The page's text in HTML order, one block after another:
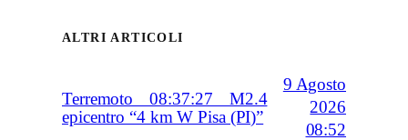
ALTRI ARTICOLI
Terremoto 08:37:27 M2.4
epicentro “4 km W Pisa (PI)”
9 Agosto
2026
08:52